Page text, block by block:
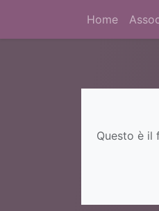
Home
Questo è il